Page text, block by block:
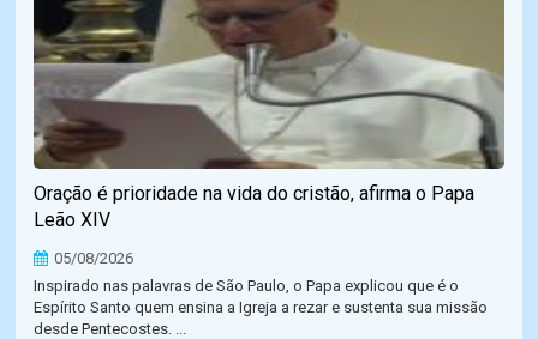
Oração é prioridade na vida do cristão, afirma o Papa
Leão XIV
05/08/2026
Inspirado nas palavras de São Paulo, o Papa explicou que é o
Espírito Santo quem ensina a Igreja a rezar e sustenta sua missão
desde Pentecostes. ...